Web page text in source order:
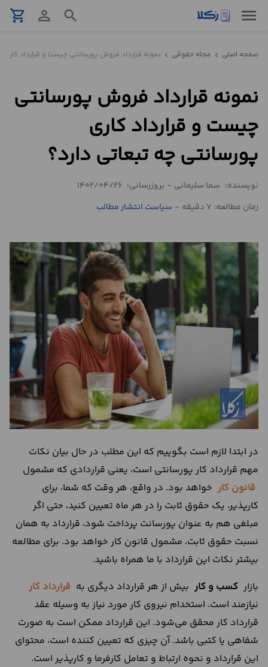
menu
search
person_outline
shopping_cart
نمونه
تنظیم
حقوقی
استعلام
محاسبه
آنلاین
درباره
ما
تماس
با
ما
صفحه اصلی chevron_left مجله حقوقی chevron_left نمونه قرارداد فروش پورسانتی چیست و قرارداد کاری
نمونه قرارداد فروش پورسانتی
چیست و قرارداد کاری
پورسانتی چه تبعاتی دارد؟
نویسنده: سما سلیمانی - بروزرسانی: 1402/04/26
زمان مطالعه: 7 دقیقه
- سیاست انتشار مطالب
در ابتدا لازم است بگوییم که این مطلب در حال بیان نکات
مهم قرارداد کار پورسانتی است، یعنی قراردادی که مشمول
قانون کار خواهد بود. در واقع، هر وقت که شما، برای
کارپذیر، یک حقوق ثابت را در هر ماه تعیین کنید، حتی اگر
مبلغی هم به عنوان پورسانت پرداخت شود، قرارداد به همان
نسبت حقوق ثابت، مشمول قانون کار خواهد بود. برای مطالعه
بیشتر نکات این قرارداد با ما همراه باشید.
بازار کسب و کار بیش از هر قرارداد دیگری به قرارداد کار
نیازمند است. استخدام نیروی کار مورد نیاز به وسیله عقد
قرارداد کار محقق می‌شود. این قرارداد ممکن است به صورت
شفاهی یا کتبی باشد. آن‌ چیزی که تعیین کننده است، محتوای
این قرارداد و نحوه ارتباط و تعامل کارفرما و کارپذیر است.